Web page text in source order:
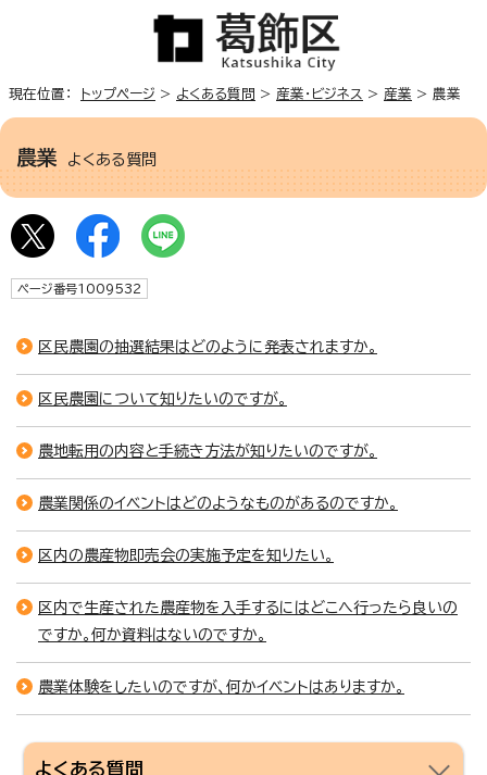
現在位置： トップページ > よくある質問 > 産業・ビジネス > 産業 > 農業
農業 よくある質問
ページ番号1009532
区民農園の抽選結果はどのように発表されますか。
区民農園について知りたいのですが。
農地転用の内容と手続き方法が知りたいのですが。
農業関係のイベントはどのようなものがあるのですか。
区内の農産物即売会の実施予定を知りたい。
区内で生産された農産物を入手するにはどこへ行ったら良いの
ですか。何か資料はないのですか。
農業体験をしたいのですが、何かイベントはありますか。
よくある質問